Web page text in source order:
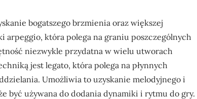
bogatszego brzmienia oraz większej
która polega na graniu poszczególnych
niezwykle przydatna w wielu utworach
jest legato, która polega na płynnych
Umożliwia to uzyskanie melodyjnego i
być używana do dodania dynamiki i rytmu do gry.